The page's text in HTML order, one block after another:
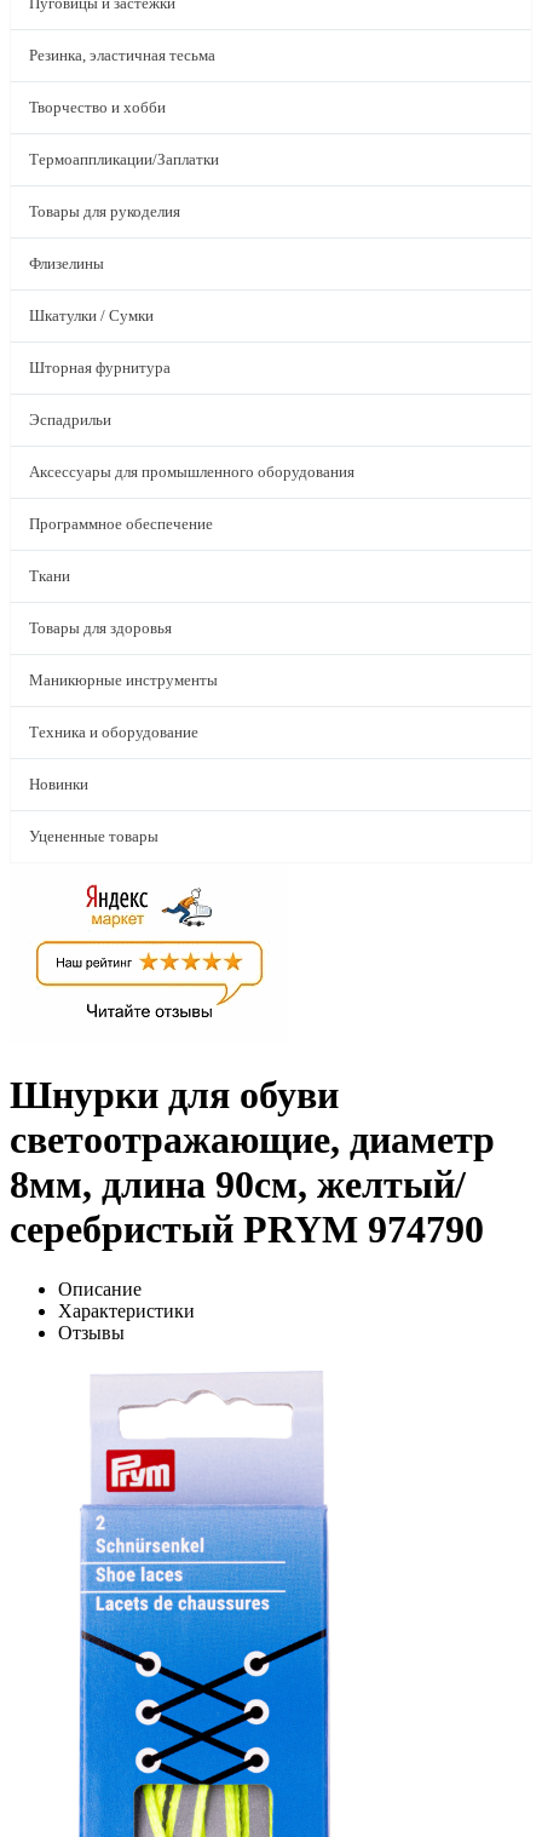
Резинка, эластичная тесьма
Творчество и хобби
Термоаппликации/Заплатки
Товары для рукоделия
Флизелины
Шкатулки / Сумки
Шторная фурнитура
Эспадрильи
Аксессуары для промышленного оборудования
Программное обеспечение
Ткани
Товары для здоровья
Маникюрные инструменты
Техника и оборудование
Новинки
Уцененные товары
Шнурки для обуви
светоотражающие, диаметр
8мм, длина 90см, желтый/
серебристый PRYM 974790
Описание
Характеристики
Отзывы